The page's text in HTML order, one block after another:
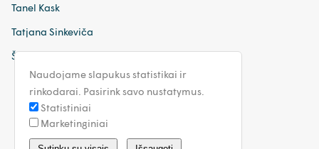
Tanel Kask
Tatjana Sinkeviča
Šarūnas Basijokas
lithuania@walless.com
Naudojame slapukus statistikai ir
rinkodarai. Pasirink savo nustatymus.
Statistiniai
Marketinginiai